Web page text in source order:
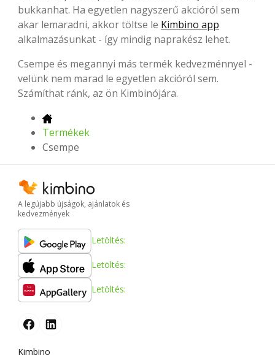
bukkanhat. Ha egyetlen nagyszerű akcióról sem
akar lemaradni, akkor töltse le Kimbino app
alkalmazásunkat - így mindig naprakész lehet.
Csempe és megannyi más termék kedvezménnyel -
velünk nem marad le egyetlen akcióról sem.
Számíthat ránk, az ön Kimbinójára.
Termékek
Csempe
A legújabb újságok, ajánlatok és
kedvezmények
Letöltés:
Letöltés:
Letöltés:
Kimbino